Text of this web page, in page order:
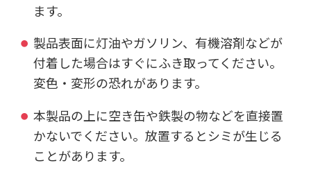
ます。
製品表面に灯油やガソリン、有機溶剤などが
付着した場合はすぐにふき取ってください。
変色・変形の恐れがあります。
本製品の上に空き缶や鉄製の物などを直接置
かないでください。放置するとシミが生じる
ことがあります。